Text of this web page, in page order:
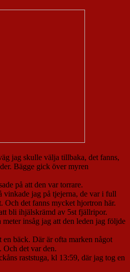
jag skulle välja tillbaka, det fanns,
Bägge gick över myren
på att den var torrare.
vinkade jag på tjejerna, de var i full
Och det fanns mycket hjortron här.
bli ihjälskrämd av 5st fjällripor.
insåg jag att den leden jag följde
en bäck. Där är ofta marken något
Och det var den.
raststuga, kl 13:59, där jag tog en